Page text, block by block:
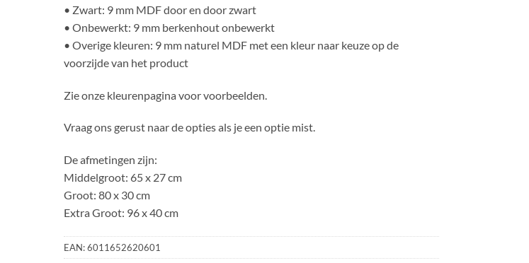
• Zwart: 9 mm MDF door en door zwart
• Onbewerkt: 9 mm berkenhout onbewerkt
• Overige kleuren: 9 mm naturel MDF met een kleur naar keuze op de
voorzijde van het product
Zie onze kleurenpagina voor voorbeelden.
Vraag ons gerust naar de opties als je een optie mist.
De afmetingen zijn:
Middelgroot: 65 x 27 cm
Groot: 80 x 30 cm
Extra Groot: 96 x 40 cm
EAN:6011652620601